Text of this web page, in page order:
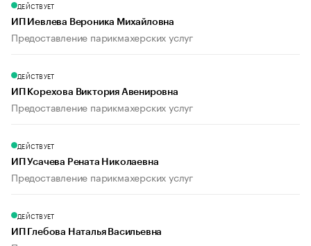
ДЕЙСТВУЕТ
ИП Иевлева Вероника Михайловна
Предоставление парикмахерских услуг
ДЕЙСТВУЕТ
ИП Корехова Виктория Авенировна
Предоставление парикмахерских услуг
ДЕЙСТВУЕТ
ИП Усачева Рената Николаевна
Предоставление парикмахерских услуг
ДЕЙСТВУЕТ
ИП Глебова Наталья Васильевна